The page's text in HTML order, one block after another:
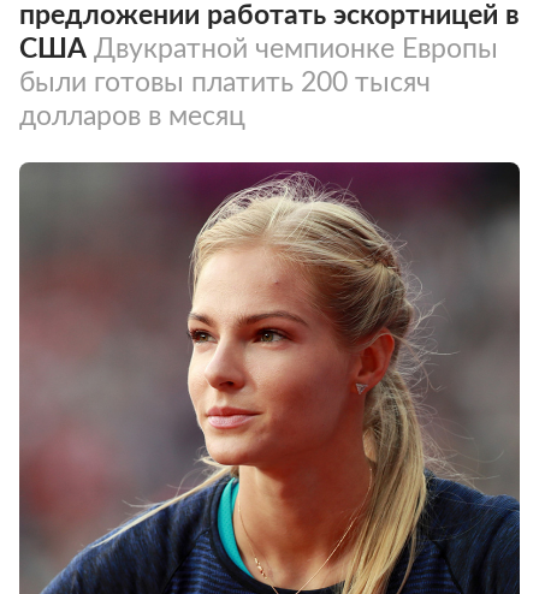
предложении работать эскортницей в
США Двукратной чемпионке Европы
были готовы платить 200 тысяч
долларов в месяц